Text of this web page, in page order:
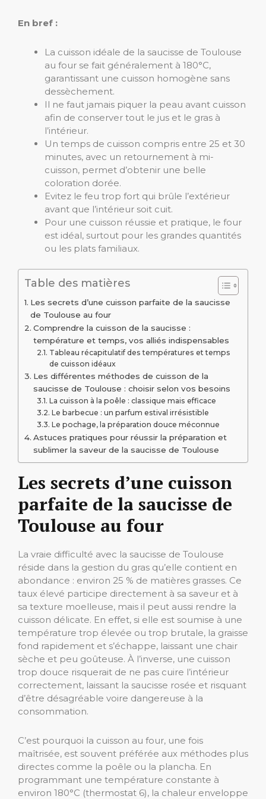
En bref :
La cuisson idéale de la saucisse de Toulouse
au four se fait généralement à 180°C,
garantissant une cuisson homogène sans
dessèchement.
Il ne faut jamais piquer la peau avant cuisson
afin de conserver tout le jus et le gras à
l’intérieur.
Un temps de cuisson compris entre 25 et 30
minutes, avec un retournement à mi-
cuisson, permet d’obtenir une belle
coloration dorée.
Evitez le feu trop fort qui brûle l’extérieur
avant que l’intérieur soit cuit.
Pour une cuisson réussie et pratique, le four
est idéal, surtout pour les grandes quantités
ou les plats familiaux.
Table des matières
Les secrets d’une cuisson parfaite de la saucisse
de Toulouse au four
Comprendre la cuisson de la saucisse :
température et temps, vos alliés indispensables
Tableau récapitulatif des températures et temps
de cuisson idéaux
Les différentes méthodes de cuisson de la
saucisse de Toulouse : choisir selon vos besoins
La cuisson à la poêle : classique mais efficace
Le barbecue : un parfum estival irrésistible
Le pochage, la préparation douce méconnue
Astuces pratiques pour réussir la préparation et
sublimer la saveur de la saucisse de Toulouse
Les secrets d’une cuisson
parfaite de la saucisse de
Toulouse au four
La vraie difficulté avec la saucisse de Toulouse
réside dans la gestion du gras qu’elle contient en
abondance : environ 25 % de matières grasses. Ce
taux élevé participe directement à sa saveur et à
sa texture moelleuse, mais il peut aussi rendre la
cuisson délicate. En effet, si elle est soumise à une
température trop élevée ou trop brutale, la graisse
fond rapidement et s’échappe, laissant une chair
sèche et peu goûteuse. À l’inverse, une cuisson
trop douce risquerait de ne pas cuire l’intérieur
correctement, laissant la saucisse rosée et risquant
d’être désagréable voire dangereuse à la
consommation.
C’est pourquoi la cuisson au four, une fois
maîtrisée, est souvent préférée aux méthodes plus
directes comme la poêle ou la plancha. En
programmant une température constante à
environ 180°C (thermostat 6), la chaleur enveloppe